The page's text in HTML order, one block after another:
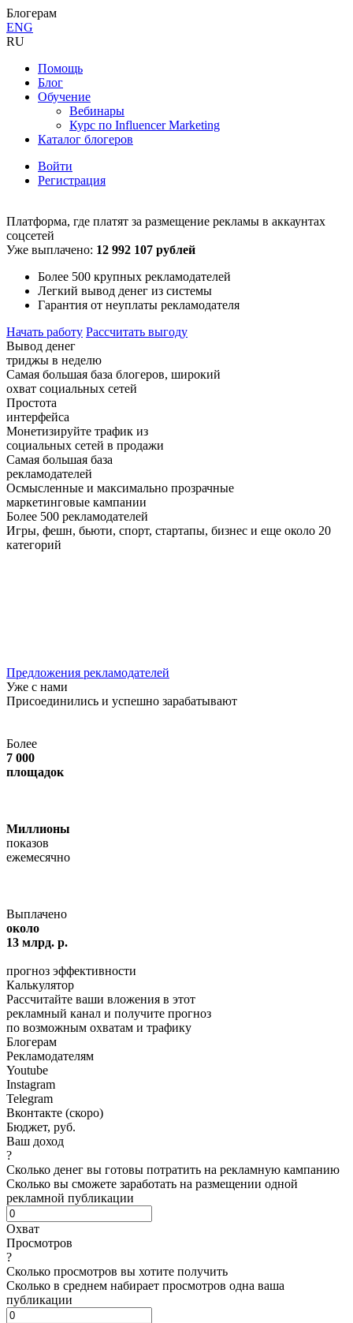
Блогерам
ENG
RU
Помощь
Блог
Обучение
Вебинары
Курс по Influencer Marketing
Каталог блогеров
Войти
Регистрация
Платформа, где платят за размещение рекламы в аккаунтах
соцсетей
Уже выплачено: 12 992 107 рублей
Более 500 крупных рекламодателей
Легкий вывод денег из системы
Гарантия от неуплаты рекламодателя
Начать работу Рассчитать выгоду
Вывод денег
триджы в неделю
Самая большая база блогеров, широкий
охват социальных сетей
Простота
интерфейса
Монетизируйте трафик из
социальных сетей в продажи
Самая большая база
рекламодателей
Осмысленные и максимально прозрачные
маркетинговые кампании
Более 500 рекламодателей
Игры, фешн, бьюти, спорт, стартапы, бизнес и еще около 20
категорий
Предложения рекламодателей
Уже с нами
Присоединились и успешно зарабатывают
Более
7 000
площадок
Миллионы
показов
ежемесячно
Выплачено
около
13 млрд. р.
прогноз эффективности
Калькулятор
Рассчитайте ваши вложения в этот
рекламный канал и получите прогноз
по возможным охватам и трафику
Блогерам
Рекламодателям
Youtube
Instagram
Telegram
Вконтакте (скоро)
Бюджет, руб.
Ваш доход
?
Сколько денег вы готовы потратить на рекламную кампанию
Сколько вы сможете заработать на размещении одной
рекламной публикации
Охват
Просмотров
?
Сколько просмотров вы хотите получить
Сколько в среднем набирает просмотров одна ваша
публикации